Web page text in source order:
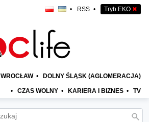
• RSS • Tryb EKO ✖
WROCŁAW • DOLNY ŚLĄSK (AGLOMERACJA)
• CZAS WOLNY • KARIERA I BIZNES • TV